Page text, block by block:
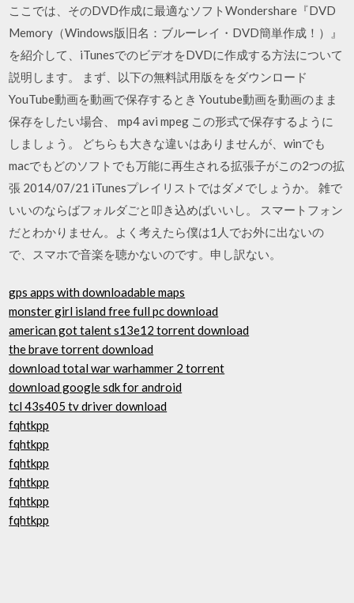
ここでは、そのDVD作成に最適なソフトWondershare『DVD
Memory（Windows版旧名：ブルーレイ・DVD簡単作成！）』
を紹介して、iTunesでのビデオをDVDに作成する方法について
説明します。 まず、以下の無料試用版ををダウンロード
YouTube動画を動画で保存するとき Youtube動画を動画のまま
保存をしたい場合、 mp4 avi mpeg この形式で保存するように
しましょう。 どちらも大きな違いはありませんが、winでも
macでもどのソフトでも万能に再生される拡張子がこの2つの拡
張 2014/07/21 iTunesプレイリストではダメでしょうか。 雑で
いいのならばフォルダごと叩き込めばいいし。 スマートフォン
だとわかりません。よく考えたら僕は1人でお外に出ないの
で、スマホで音楽を聴かないのです。申し訳ない。
gps apps with downloadable maps
monster girl island free full pc download
american got talent s13e12 torrent download
the brave torrent download
download total war warhammer 2 torrent
download google sdk for android
tcl 43s405 tv driver download
fqhtkpp
fqhtkpp
fqhtkpp
fqhtkpp
fqhtkpp
fqhtkpp